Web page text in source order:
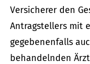
Versicherer den
Antragstellers mit
gegebenenfalls
behandelnden